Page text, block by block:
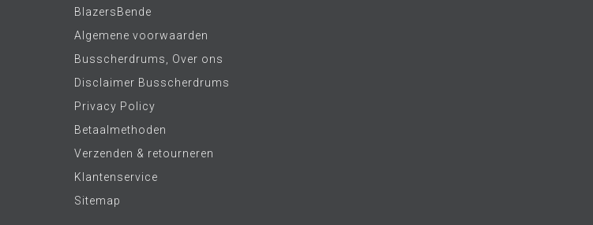
BlazersBende
Algemene voorwaarden
Busscherdrums, Over ons
Disclaimer Busscherdrums
Privacy Policy
Betaalmethoden
Verzenden & retourneren
Klantenservice
Sitemap